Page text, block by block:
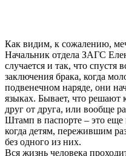
Как видим, к сожалению,
Начальник отдела ЗАГС
случается и так, что спустя
заключения брака, когда
подвенечном наряде, они
языках. Бывает, что решают
друг от друга, или вообще
Штамп в паспорте – это
когда детям, пережившим
без одного из них.
Вся жизнь человека